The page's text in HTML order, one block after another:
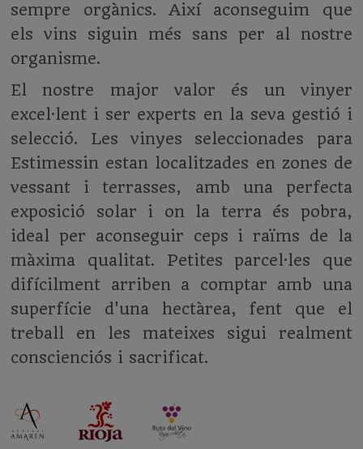
sempre orgànics. Així aconseguim que
els vins siguin més sans per al nostre
organisme.
El nostre major valor és un vinyer
excel·lent i ser experts en la seva gestió i
selecció. Les vinyes seleccionades para
Estimessin estan localitzades en zones de
vessant i terrasses, amb una perfecta
exposició solar i on la terra és pobra,
ideal per aconseguir ceps i raïms de la
màxima qualitat. Petites parcel·les que
difícilment arriben a comptar amb una
superfície d'una hectàrea, fent que el
treball en les mateixes sigui realment
conscienciós i sacrificat.